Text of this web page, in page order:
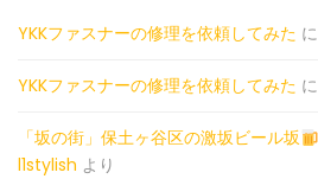
YKKファスナーの修理を依頼してみた に
YKKファスナーの修理を依頼してみた に
「坂の街」保土ヶ谷区の激坂ビール坂
l1stylish より